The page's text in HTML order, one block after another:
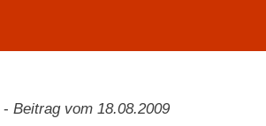
- Beitrag vom 18.08.2009